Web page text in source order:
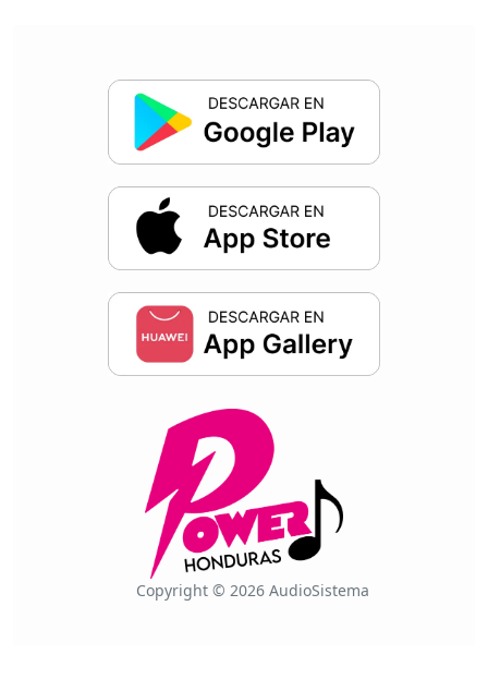
Copyright © 2026 AudioSistema